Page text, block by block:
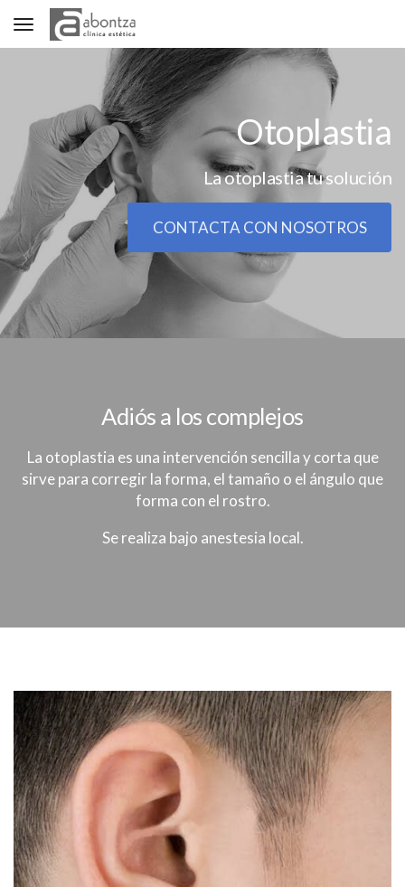
Toggle navigation
Otoplastia
La otoplastia tu solución
CONTACTA CON NOSOTROS
Adiós a los complejos
La otoplastia es una intervención sencilla y corta que
sirve para corregir la forma, el tamaño o el ángulo que
forma con el rostro.
Se realiza bajo anestesia local.